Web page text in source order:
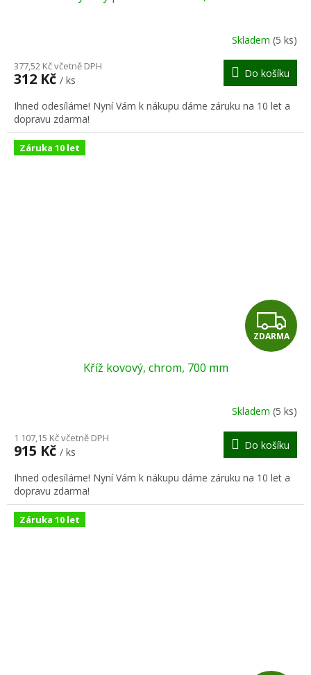
R
M
A
Skladem (5 ks)
377,52 Kč včetně DPH
312 Kč / ks
Do košíku
Ihned odesíláme! Nyní Vám k nákupu dáme záruku na 10 let a
dopravu zdarma!
Záruka 10 let
Z
D
R
M
A
ZDARMA
Kříž kovový, chrom, 700 mm
Skladem (5 ks)
1 107,15 Kč včetně DPH
915 Kč / ks
Do košíku
Ihned odesíláme! Nyní Vám k nákupu dáme záruku na 10 let a
dopravu zdarma!
Záruka 10 let